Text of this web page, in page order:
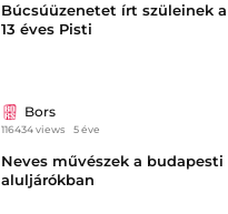
Búcsúüzenetet írt szüleinek a
13 éves Pisti
Bors
116434 views 5 éve
Neves művészek a budapesti
aluljárókban